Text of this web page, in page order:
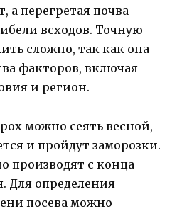
а перегретая почва
всходов. Точную
сложно, так как она
факторов, включая
и регион.
можно сеять весной,
и пройдут заморозки.
производят с конца
Для определения
посева можно